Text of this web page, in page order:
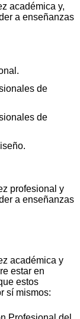
académica y,
a enseñanzas
de
de
profesional y
a enseñanzas
académica y
estar en
estos
sí mismos: